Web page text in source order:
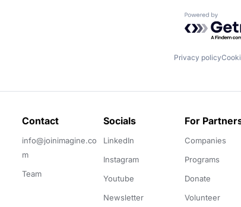
Powered by
Privacy policy
Contact
info@joinimagine.co
m
Team
Socials
LinkedIn
Instagram
Youtube
Newsletter
For
Companies
Programs
Donate
Volunteer